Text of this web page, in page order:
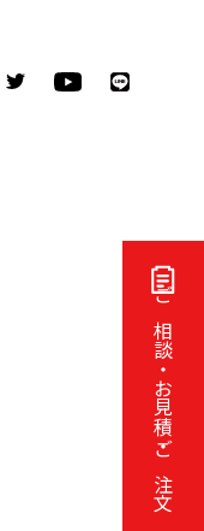
ご相談・お見積・ご注文